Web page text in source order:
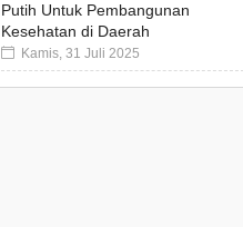
Putih Untuk Pembangunan
Kesehatan di Daerah
Kamis, 31 Juli 2025